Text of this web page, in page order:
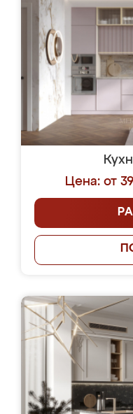
Цена: от